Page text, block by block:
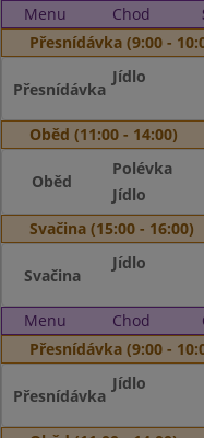
Menu Chod
Přesnídávka (9:00 -
Přesnídávka
Jídlo
Oběd (11:00 - 14:00)
Oběd
Polévka
Jídlo
Svačina (15:00 - 16:00)
Svačina
Jídlo
Menu Chod
Přesnídávka (9:00 -
Přesnídávka
Jídlo